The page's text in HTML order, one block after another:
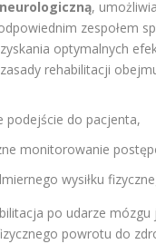
,
zespołem
optymalnych
rehabilitacji
podejście do pacjenta,
monitorowanie
wysiłku
po udarze
powrotu do